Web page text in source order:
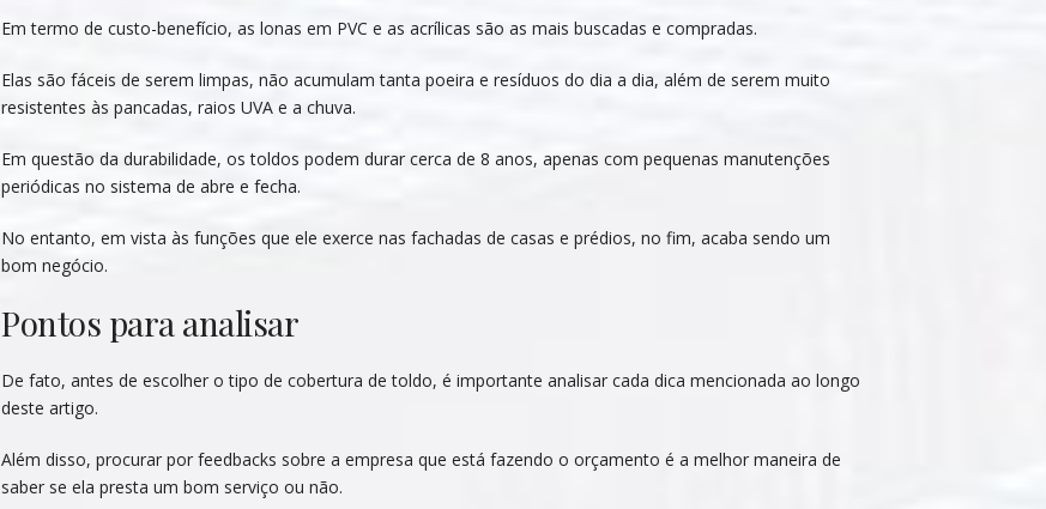
Em termo de custo-benefício, as lonas em PVC e as acrílicas são as mais buscadas e compradas.
Elas são fáceis de serem limpas, não acumulam tanta poeira e resíduos do dia a dia, além de serem muito
resistentes às pancadas, raios UVA e a chuva.
Em questão da durabilidade, os toldos podem durar cerca de 8 anos, apenas com pequenas manutenções
periódicas no sistema de abre e fecha.
No entanto, em vista às funções que ele exerce nas fachadas de casas e prédios, no fim, acaba sendo um
bom negócio.
Pontos para analisar
De fato, antes de escolher o tipo de cobertura de toldo, é importante analisar cada dica mencionada ao longo
deste artigo.
Além disso, procurar por feedbacks sobre a empresa que está fazendo o orçamento é a melhor maneira de
saber se ela presta um bom serviço ou não.